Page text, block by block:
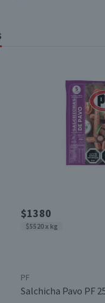
$1380
$5520 x kg
PF
Salchicha Pavo PF